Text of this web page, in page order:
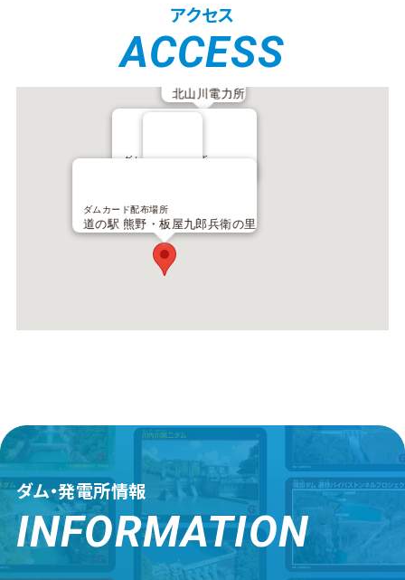
アクセス
ACCESS
北山川電力所
ダムカード配布場所
ダムカード配布場所
道の駅 熊野・板屋九郎兵衛の里
ダム・発電所情報
INFORMATION